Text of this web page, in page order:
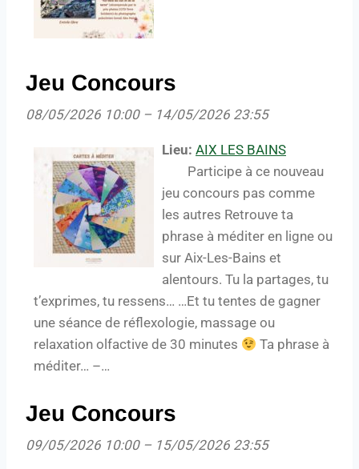
Jeu Concours
08/05/2026 10:00– 14/05/2026 23:55
Lieu: AIX LES BAINS
Participe à ce nouveau
jeu concours pas comme
les autres Retrouve ta
phrase à méditer en ligne ou
sur Aix-Les-Bains et
alentours. Tu la partages, tu
t’exprimes, tu ressens… …Et tu tentes de gagner
une séance de réflexologie, massage ou
relaxation olfactive de 30 minutes
Ta phrase à
méditer… –…
Jeu Concours
09/05/2026 10:00– 15/05/2026 23:55